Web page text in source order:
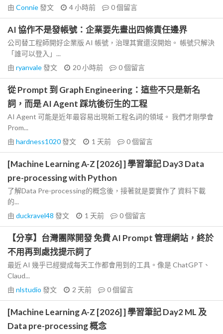
由 Connie發文 4 小時前 0個留言
AI 協作不是發帳號：企業要先畫出四條責任邊界
公司替工程師開好企業版 AI 帳號，治理其實還沒開始。 帳號只解決
「誰可以登入」...
由 ryanvale發文 20 小時前 0個留言
從 Prompt 到 Graph Engineering：這些不只是新名
詞，而是 AI Agent 踩坑後衍生的工程
AI Agent 可能是近年最容易出現新工程名詞的領域。 我們才剛學會
Prom...
由 hardness1020發文 1 天前 0個留言
[Machine Learning A-Z [2026] ] 學習筆記 Day3 Data
pre-processing with Python
了解Data Pre-processing的概念後，接著就是要實作了 資料下載
的...
由 duckravel48 發文 1 天前 0個留言
【分享】台灣團隊開發 免費 AI Prompt 管理網站，終於
不用再到處找提示詞了
最近 AI 幾乎已經變成每天工作都會用到的工具。像是 ChatGPT、
Claud...
由 nlstudio 發文 2 天前 0個留言
[Machine Learning A-Z [2026] ] 學習筆記 Day2 ML 及
Data pre-processing 概念